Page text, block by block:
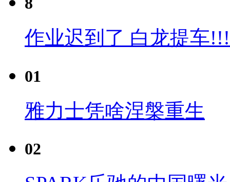
作业迟到了 白龙提车
01
雅力士凭啥涅槃重生
02